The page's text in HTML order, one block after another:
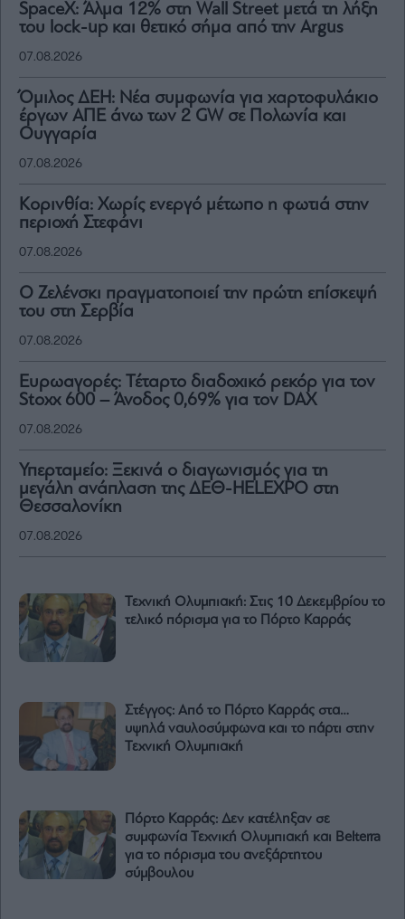
SpaceX: Άλμα 12% στη Wall Street μετά τη λήξη
του lock-up και θετικό σήμα από την Argus
07.08.2026
Όμιλος ΔΕΗ: Νέα συμφωνία για χαρτοφυλάκιο
έργων ΑΠΕ άνω των 2 GW σε Πολωνία και
Ουγγαρία
07.08.2026
Κορινθία: Χωρίς ενεργό μέτωπο η φωτιά στην
περιοχή Στεφάνι
07.08.2026
Ο Ζελένσκι πραγματοποιεί την πρώτη επίσκεψή
του στη Σερβία
07.08.2026
Ευρωαγορές: Τέταρτο διαδοχικό ρεκόρ για τον
Stoxx 600 – Άνοδος 0,69% για τον DAX
07.08.2026
Υπερταμείο: Ξεκινά ο διαγωνισμός για τη
μεγάλη ανάπλαση της ΔΕΘ-HELEXPO στη
Θεσσαλονίκη
07.08.2026
Τεχνική Ολυμπιακή: Στις 10 Δεκεμβρίου το
τελικό πόρισμα για το Πόρτο Καρράς
Στέγγος: Από το Πόρτο Καρράς στα…
υψηλά ναυλοσύμφωνα και το πάρτι στην
Τεχνική Ολυμπιακή
Πόρτο Καρράς: Δεν κατέληξαν σε
συμφωνία Τεχνική Ολυμπιακή και Belterra
για το πόρισμα του ανεξάρτητου
σύμβουλου